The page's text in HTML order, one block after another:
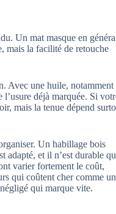
Un mat masque en
mais la facilité de retouche
Avec une huile, notamment
l’usure déjà marquée. Si
mais la tenue dépend
Un habillage bois
adapté, et il n’est durable
varier fortement le coût,
qui coûtent cher comme un
qui marque vite.